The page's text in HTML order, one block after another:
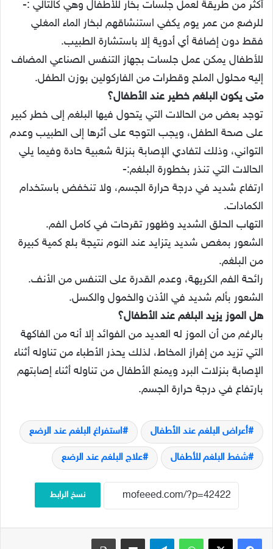
أكثر من طريقة لعمل جلسات بخار للأطفال وهي كالتالي :-
للرضع من عمر يوم يكفي استنشاقهم لبخار الماء المغلي
فقط دون إضافة أي أدوية إلا باستشارة الطبيب.
للأطفال يمكن عمل جلسات بجهاز التنفس الصناعي المضاف
إليه محلول الملح وقطرات من الفاركولين بوزن الطفل.
متى يكون البلغم خطير عند الأطفال؟
توجد بعض من الحالات التي يتحول فيها البلغم إلى خطر كبير
على صحة الطفل، ويجب التوجه على أثرها إلى الطبيب وعدم
التواني، وذلك لتفادي الإصابة بنزلة شعبية حادة وفيما يلي
الحالات التي تنذر بخطورة البلغم:-
ارتفاع شديد في درجة حرارة الجسم، ولا تنخفض باستخدام
الكمادات.
التهاب الحلق الشديد وظهور تقرحات في كامل الفم.
الشعور بمغص شديد يتزايد عند النوم نتيجة بلع كمية كبيرة
من البلغم.
رائحة الفم الكريهة، وعدم القدرة على التنفس من الأنف.
الشعور بألم شديد في الأذن والخمول والكسل.
هل الموز يزيد البلغم عند الأطفال؟
بالرغم من أن الموز له العديد من الفوائد إلا أنه من الفاكهة
التي تزيد من إفراز المخاط، لذلك يحذر الأطباء من تناوله أثناء
الإصابة بنزلات البرد ويمنع الأطفال من تناوله أثناء إصابتهم
بارتفاع في درجة حرارة الجسم.
أعراض البلغم عند الأطفال استفراغ البلغم عند الرضع
شفط البلغم للأطفال علاج البلغم عند الرضع
نسخ الرابط
فيسبوك‫X واتساب تيلقرام مشاركة عبر البريد طباعة